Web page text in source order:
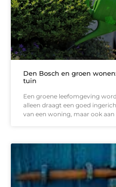
Den Bosch en groen
tuin
Een groene leefomgeving
alleen draagt een goed
van een woning, maar ook